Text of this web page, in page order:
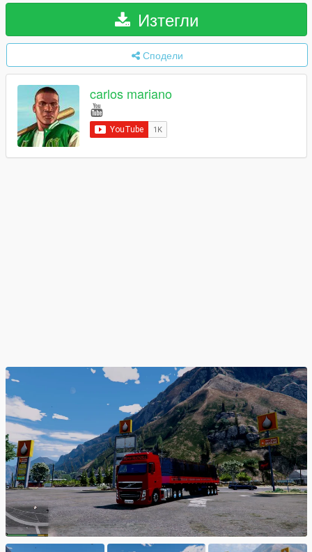
Изтегли
Сподели
carlos mariano